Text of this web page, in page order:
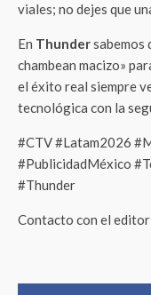
viales; no dejes que
En Thundersabemos
chambean macizo»
el éxito real siempre
tecnológica con la
#CTV #Latam2026
#PublicidadMéxico
#Thunder
Contacto con el